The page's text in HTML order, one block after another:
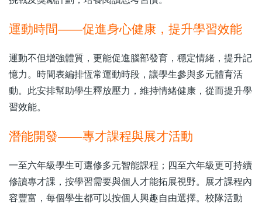
運動時間——促進身心健康，提升學習效能
運動不但增強體質，更能促進腦部發育，穩定情緒，提升記
憶力。時間表編排恆常運動時段，讓學生參與多元體育活
動。此安排幫助學生釋放壓力，維持情緒健康，從而提升學
習效能。
潛能開發——專才課程與展才活動
一至六年級學生可選修多元智能課程；四至六年級更可持續
修讀專才課，按學習需要與個人才能拓展視野。展才課程內
容豐富，每個學生都可以按個人興趣自由選擇。校隊活動